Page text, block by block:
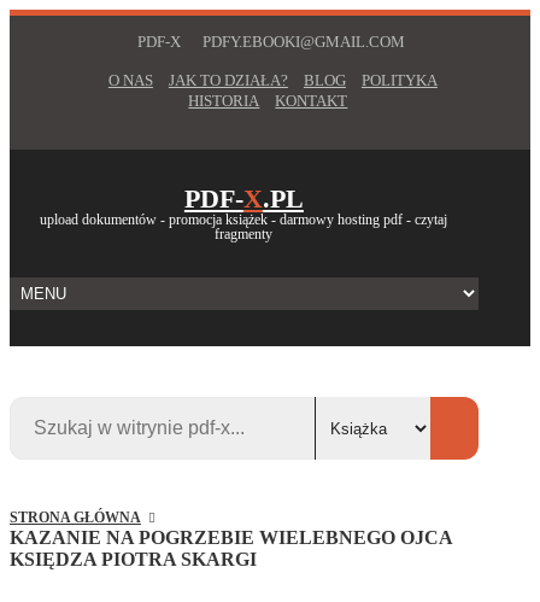
PDF-X PDFY.EBOOKI@GMAIL.COM
O NAS JAK TO DZIAŁA? BLOG
POLITYKA
HISTORIA
KONTAKT
PDF-X.PL
upload dokumentów - promocja książek - darmowy hosting pdf - czytaj
fragmenty
STRONA GŁÓWNA
KAZANIE NA POGRZEBIE WIELEBNEGO OJCA
KSIĘDZA PIOTRA SKARGI